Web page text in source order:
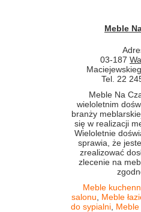
Meble
03-187
Tel. 22
Meble Na
wieloletnim
branży
się w realizacji
Wieloletnie
sprawia, że
zrealizować
zlecenie na
Meble
salonu
Meble
do sypialni,